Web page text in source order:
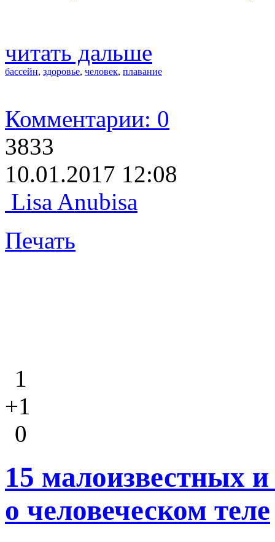
читать дальше
бассейн, здоровье, человек, плавание
Комментарии: 0
3833
10.01.2017 12:08
Lisa Anubisa
Печать
1
+1
0
15 малоизвестных
о человеческом теле